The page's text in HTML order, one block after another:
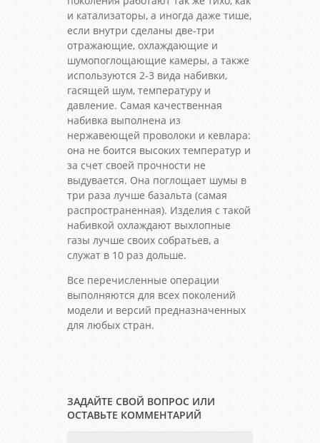
и катализаторы, а иногда даже тише,
если внутри сделаны две-три
отражающие, охлаждающие и
шумопоглощающие камеры, а также
используются 2-3 вида набивки,
гасящей шум, температуру и
давление. Самая качественная
набивка выполнена из
нержавеющей проволоки и кевлара:
она не боится высоких температур и
за счет своей прочности не
выдувается. Она поглощает шумы в
три раза лучше базальта (самая
распространенная). Изделия с такой
набивкой охлаждают выхлопные
газы лучше своих собратьев, а
служат в 10 раз дольше.
Все перечисленные операции
выполняются для всех поколений
модели и версий предназначенных
для любых стран.
ЗАДАЙТЕ СВОЙ ВОПРОС ИЛИ
ОСТАВЬТЕ КОММЕНТАРИЙ